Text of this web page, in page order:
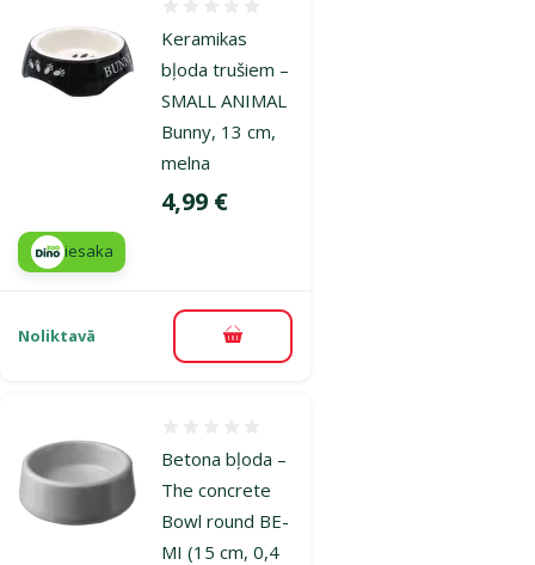
Keramikas
bļoda trušiem –
SMALL ANIMAL
Bunny, 13 cm,
melna
Cena
4,99 €
iesaka
Noliktavā Pievienot grozam
Betona bļoda –
The concrete
Bowl round BE-
MI (15 cm, 0,4